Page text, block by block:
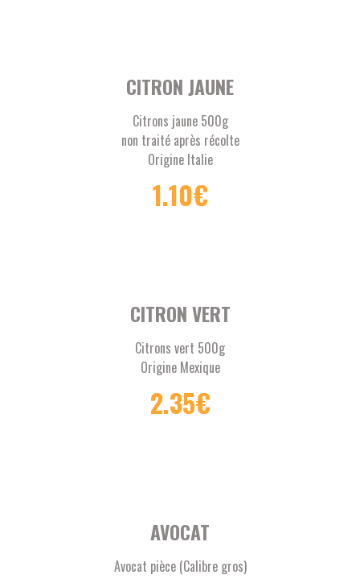
CITRON JAUNE
Citrons jaune 500g
non traité après récolte
Origine Italie
1.10€
CITRON VERT
Citrons vert 500g
Origine Mexique
2.35€
AVOCAT
Avocat pièce (Calibre gros)